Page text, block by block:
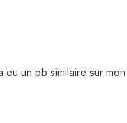
un pb similaire sur mon